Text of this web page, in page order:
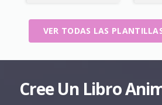
VER TODAS LAS
Cree Un Libro